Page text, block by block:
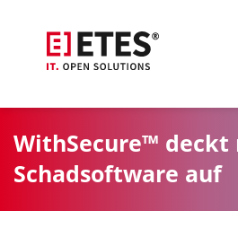
WithSecure™ deckt
Schadsoftware auf